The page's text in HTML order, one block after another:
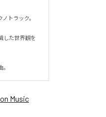
トラック。
した世界観を
Music